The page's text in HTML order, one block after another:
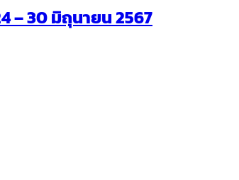
– 30 มิถุนายน 2567